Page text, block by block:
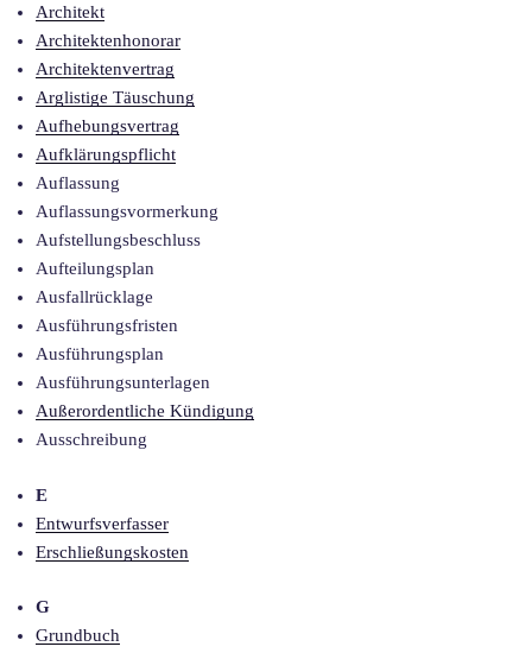
Architekt
Architektenhonorar
Architektenvertrag
Arglistige Täuschung
Aufhebungsvertrag
Aufklärungspflicht
Auflassung
Auflassungsvormerkung
Aufstellungsbeschluss
Aufteilungsplan
Ausfallrücklage
Ausführungsfristen
Ausführungsplan
Ausführungsunterlagen
Außerordentliche Kündigung
Ausschreibung
E
Entwurfsverfasser
Erschließungskosten
G
Grundbuch